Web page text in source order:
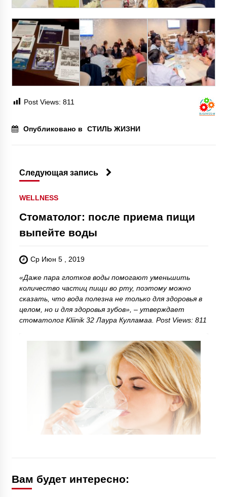
Post Views: 811
Опубликовано в СТИЛЬ ЖИЗНИ
Следующая запись
WELLNESS
Стоматолог: после приема пищи
выпейте воды
Ср Июн 5 , 2019
«Даже пара глотков воды помогают уменьшить
количество частиц пищи во рту, поэтому можно
сказать, что вода полезна не только для здоровья в
целом, но и для здоровья зубов», – утверждает
стоматолог Kliinik 32 Лаура Кулламаа. Post Views: 811
Вам будет интересно: